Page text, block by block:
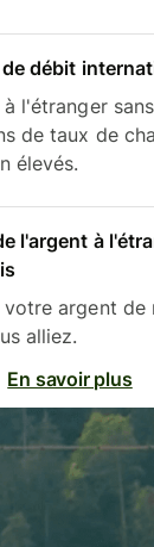
débit
à l'étranger
de taux de
élevés.
l'argent à
votre argent
alliez.
En savoir plus